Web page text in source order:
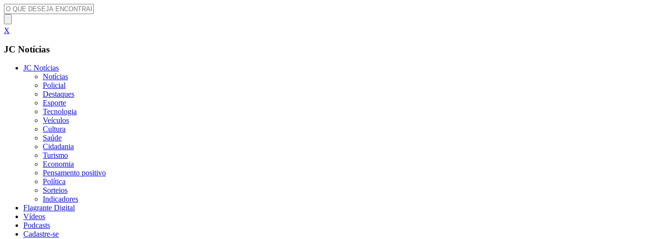
X
JC Notícias
JC Notícias
Notícias
Policial
Destaques
Esporte
Tecnologia
Veículos
Cultura
Saúde
Cidadania
Turismo
Economia
Pensamento positivo
Política
Sorteios
Indicadores
Flagrante Digital
Vídeos
Podcasts
Cadastre-se